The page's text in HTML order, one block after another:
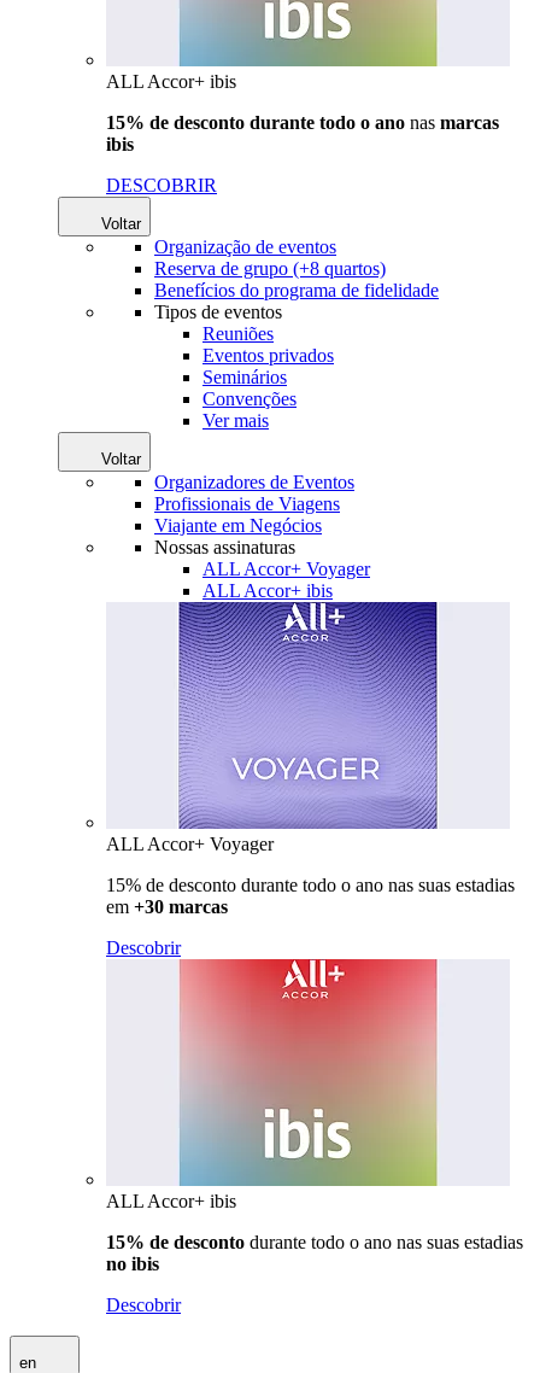
ALL Accor+ ibis
15% de desconto durante todo o ano nas marcas
ibis
DESCOBRIR
Voltar
Organização de eventos
Reserva de grupo (+8 quartos)
Benefícios do programa de fidelidade
Tipos de eventos
Reuniões
Eventos privados
Seminários
Convenções
Ver mais
Voltar
Organizadores de Eventos
Profissionais de Viagens
Viajante em Negócios
Nossas assinaturas
ALL Accor+ Voyager
ALL Accor+ ibis
ALL Accor+ Voyager
15% de desconto durante todo o ano nas suas estadias
em +30 marcas
Descobrir
ALL Accor+ ibis
15% de desconto durante todo o ano nas suas estadias
no ibis
Descobrir
en